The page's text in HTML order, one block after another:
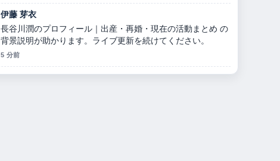
伊藤 芽衣
長谷川潤のプロフィール｜出産・再婚・現在の活動まとめ の
背景説明が助かります。ライブ更新を続けてください。
5 分前